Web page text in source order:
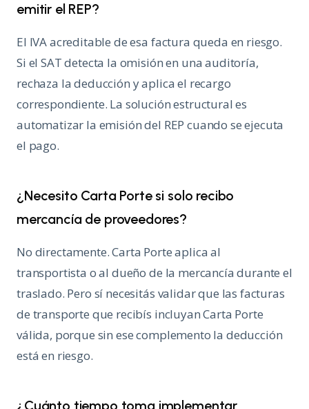
emitir el REP?
El IVA acreditable de esa factura queda en riesgo.
Si el SAT detecta la omisión en una auditoría,
rechaza la deducción y aplica el recargo
correspondiente. La solución estructural es
automatizar la emisión del REP cuando se ejecuta
el pago.
¿Necesito Carta Porte si solo recibo
mercancía de proveedores?
No directamente. Carta Porte aplica al
transportista o al dueño de la mercancía durante el
traslado. Pero sí necesitás validar que las facturas
de transporte que recibís incluyan Carta Porte
válida, porque sin ese complemento la deducción
está en riesgo.
¿Cuánto tiempo toma implementar